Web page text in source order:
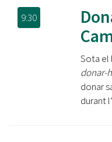
9:30
Sota el
donar-
donar
durant